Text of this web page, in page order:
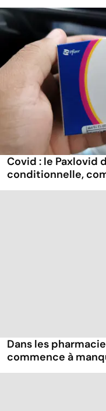
Covid : le Paxlovid
conditionnelle,
Dans les
commence à